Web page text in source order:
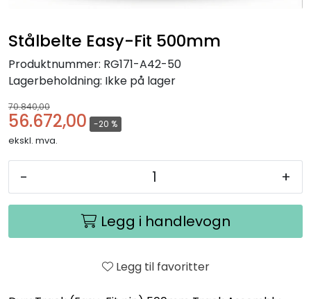
Stålbelte Easy-Fit 500mm
Produktnummer: RG171-A42-50
Lagerbeholdning: Ikke på lager
70.840,00
56.672,00 -20 %
ekskl. mva.
- +
Legg i handlevogn
Legg til favoritter